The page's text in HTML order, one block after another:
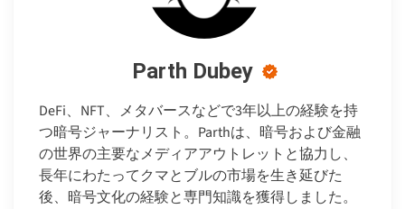
Parth Dubey
DeFi、NFT、メタバースなどで3年以上の経験を持
つ暗号ジャーナリスト。Parthは、暗号および金融
の世界の主要なメディアアウトレットと協力し、
長年にわたってクマとブルの市場を生き延びた
後、暗号文化の経験と専門知識を獲得しました。